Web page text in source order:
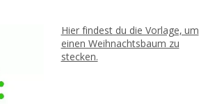
Hier findest du die Vorlage, um
einen Weihnachtsbaum zu
stecken.